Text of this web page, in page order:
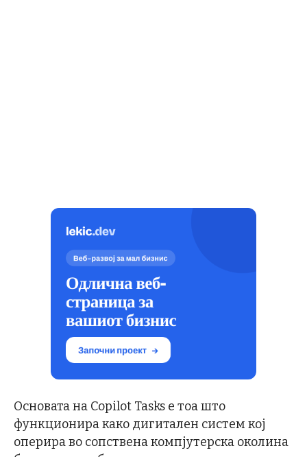
Основата на Copilot Tasks е тоа што
функционира како дигитален систем кој
оперира во сопствена компјутерска околина